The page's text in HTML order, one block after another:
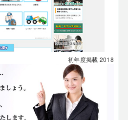
初年度掲載 2018